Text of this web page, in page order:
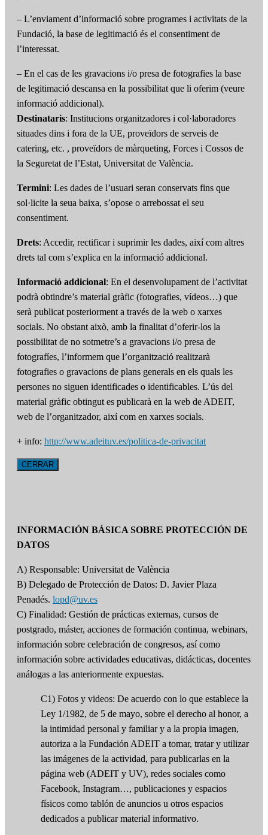
– L’enviament d’informació sobre programes i activitats de la
Fundació, la base de legitimació és el consentiment de
l’interessat.
– En el cas de les gravacions i/o presa de fotografies la base
de legitimació descansa en la possibilitat que li oferim (veure
informació addicional).
Destinataris: Institucions organitzadores i col·laboradores
situades dins i fora de la UE, proveïdors de serveis de
catering, etc. , proveïdors de màrqueting, Forces i Cossos de
la Seguretat de l’Estat, Universitat de València.
Termini: Les dades de l’usuari seran conservats fins que
sol·licite la seua baixa, s’opose o arrebossat el seu
consentiment.
Drets: Accedir, rectificar i suprimir les dades, així com altres
drets tal com s’explica en la informació addicional.
Informació addicional: En el desenvolupament de l’activitat
podrà obtindre’s material gràfic (fotografies, vídeos…) que
serà publicat posteriorment a través de la web o xarxes
socials. No obstant això, amb la finalitat d’oferir-los la
possibilitat de no sotmetre’s a gravacions i/o presa de
fotografíes, l’informem que l’organització realitzarà
fotografies o gravacions de plans generals en els quals les
persones no siguen identificades o identificables. L’ús del
material gràfic obtingut es publicarà en la web de ADEIT,
web de l’organitzador, així com en xarxes socials.
+ info: http://www.adeituv.es/politica-de-privacitat
CERRAR
INFORMACIÓN BÁSICA SOBRE PROTECCIÓN DE
DATOS
A) Responsable: Universitat de València
B) Delegado de Protección de Datos: D. Javier Plaza
Penadés. lopd@uv.es
C) Finalidad: Gestión de prácticas externas, cursos de
postgrado, máster, acciones de formación continua, webinars,
información sobre celebración de congresos, así como
información sobre actividades educativas, didácticas, docentes
análogas a las anteriormente expuestas.
C1) Fotos y videos: De acuerdo con lo que establece la
Ley 1/1982, de 5 de mayo, sobre el derecho al honor, a
la intimidad personal y familiar y a la propia imagen,
autoriza a la Fundación ADEIT a tomar, tratar y utilizar
las imágenes de la actividad, para publicarlas en la
página web (ADEIT y UV), redes sociales como
Facebook, Instagram…, publicaciones y espacios
físicos como tablón de anuncios u otros espacios
dedicados a publicar material informativo.